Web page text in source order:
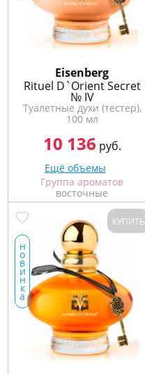
Eisenberg
Rituel D`Orient Secret
№ IV
Туалетные духи (тестер),
100 мл
10 136 руб.
Ещё объемы
Группа ароматов
восточные
КУПИТЬ
н
о
в
и
н
к
а